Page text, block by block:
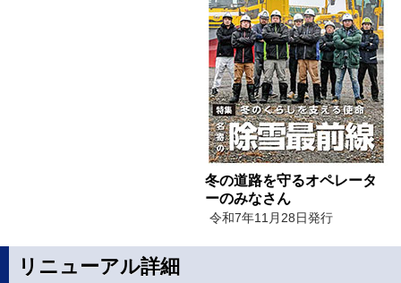
冬の道路を守るオペレータ
ーのみなさん
令和7年11月28日発行
リニューアル詳細